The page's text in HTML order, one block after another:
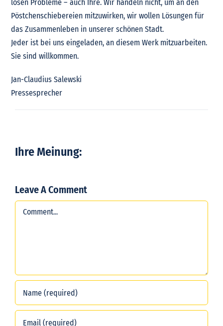
lösen Probleme – auch Ihre. Wir handeln nicht, um an den
Pöstchenschiebereien mitzuwirken, wir wollen Lösungen für
das Zusammenleben in unserer schönen Stadt.
Jeder ist bei uns eingeladen, an diesem Werk mitzuarbeiten.
Sie sind willkommen.
Jan-Claudius Salewski
Pressesprecher
Ihre Meinung:
Leave A Comment
Comment